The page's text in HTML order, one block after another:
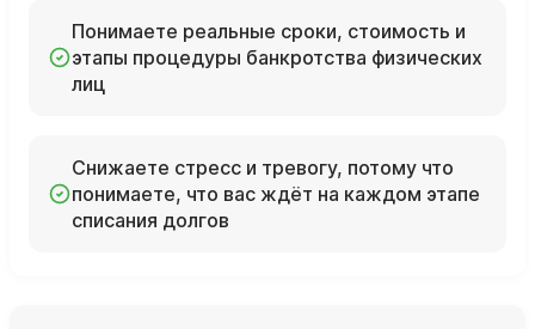
Понимаете реальные сроки, стоимость и
этапы процедуры банкротства физических
лиц
Снижаете стресс и тревогу, потому что
понимаете, что вас ждёт на каждом этапе
списания долгов